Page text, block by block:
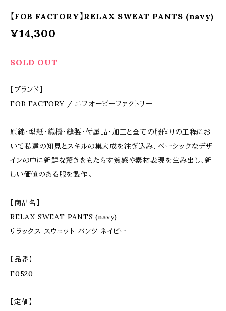
【FOB FACTORY】RELAX SWEAT PANTS (navy)
¥14,300
SOLD OUT
【ブランド】
FOB FACTORY / エフオービーファクトリー
原綿・型紙・織機・縫製・付属品・加工と全ての服作りの工程にお
いて私達の知見とスキルの集大成を注ぎ込み、ベーシックなデザ
インの中に新鮮な驚きをもたらす質感や素材表現を生み出し、新
しい価値のある服を製作。
【商品名】
RELAX SWEAT PANTS (navy)
リラックス スウェット パンツ ネイビー
【品番】
F0520
【定価】